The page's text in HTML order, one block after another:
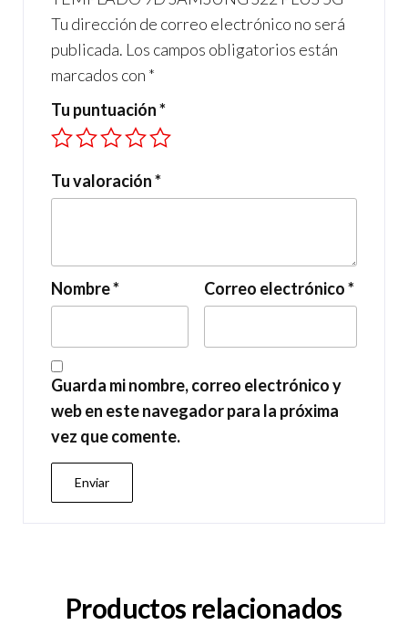
Tu dirección de correo electrónico no será
publicada. Los campos obligatorios están
marcados con *
Tu puntuación*
Tu valoración*
Nombre* Correo electrónico*
Guarda mi nombre, correo electrónico y
web en este navegador para la próxima
vez que comente.
Productos relacionados